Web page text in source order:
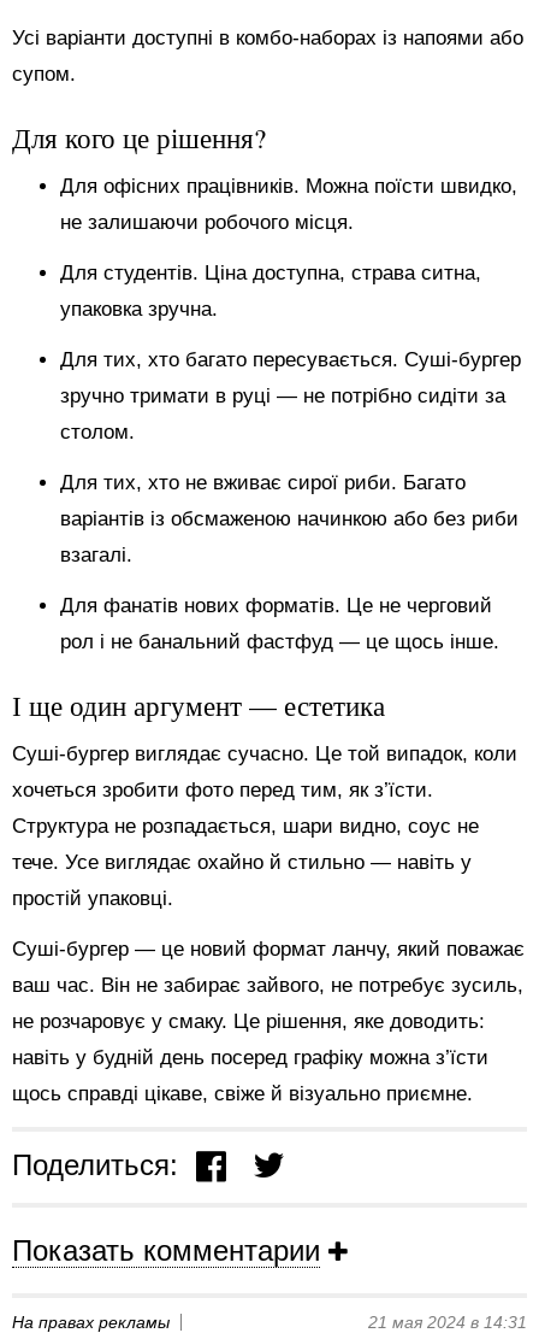
Усі варіанти доступні в комбо-наборах із напоями або
супом.
Для кого це рішення?
Для офісних працівників. Можна поїсти швидко,
не залишаючи робочого місця.
Для студентів. Ціна доступна, страва ситна,
упаковка зручна.
Для тих, хто багато пересувається. Суші-бургер
зручно тримати в руці — не потрібно сидіти за
столом.
Для тих, хто не вживає сирої риби. Багато
варіантів із обсмаженою начинкою або без риби
взагалі.
Для фанатів нових форматів. Це не черговий
рол і не банальний фастфуд — це щось інше.
І ще один аргумент — естетика
Суші-бургер виглядає сучасно. Це той випадок, коли
хочеться зробити фото перед тим, як з’їсти.
Структура не розпадається, шари видно, соус не
тече. Усе виглядає охайно й стильно — навіть у
простій упаковці.
Суші-бургер — це новий формат ланчу, який поважає
ваш час. Він не забирає зайвого, не потребує зусиль,
не розчаровує у смаку. Це рішення, яке доводить:
навіть у будній день посеред графіку можна з’їсти
щось справді цікаве, свіже й візуально приємне.
Поделиться:
Показать комментарии
На правах рекламы 21 мая 2024 в 14:31